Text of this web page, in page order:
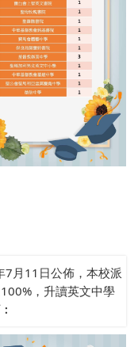
7月11日公佈，本校派
，升讀英文中學